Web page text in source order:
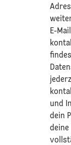
E-
und
dein
deine